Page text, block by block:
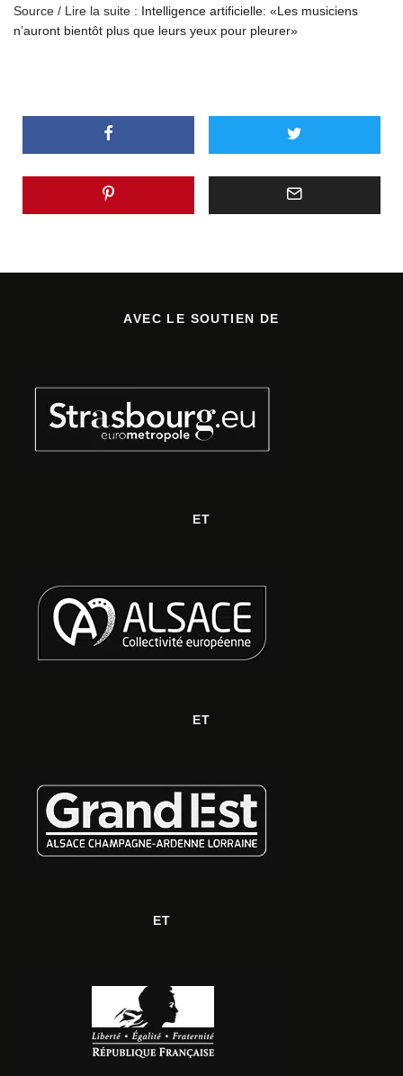
Source / Lire la suite : Intelligence artificielle: «Les musiciens
n’auront bientôt plus que leurs yeux pour pleurer»
AVEC LE SOUTIEN DE
ET
ET
ET